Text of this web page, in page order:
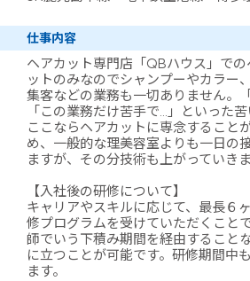
仕事内容
ヘアカット専門店「QBハウス」で
ットのみなのでシャンプーやカラー
集客などの業務も一切ありません。
「この業務だけ苦手で…」といった
ここならヘアカットに専念すること
め、一般的な理美容室よりも一日の
ますが、その分技術も上がっていきま
【入社後の研修について】
キャリアやスキルに応じて、最長６
修プログラムを受けていただくこと
師でいう下積み期間を経由すること
に立つことが可能です。研修期間中
ます。